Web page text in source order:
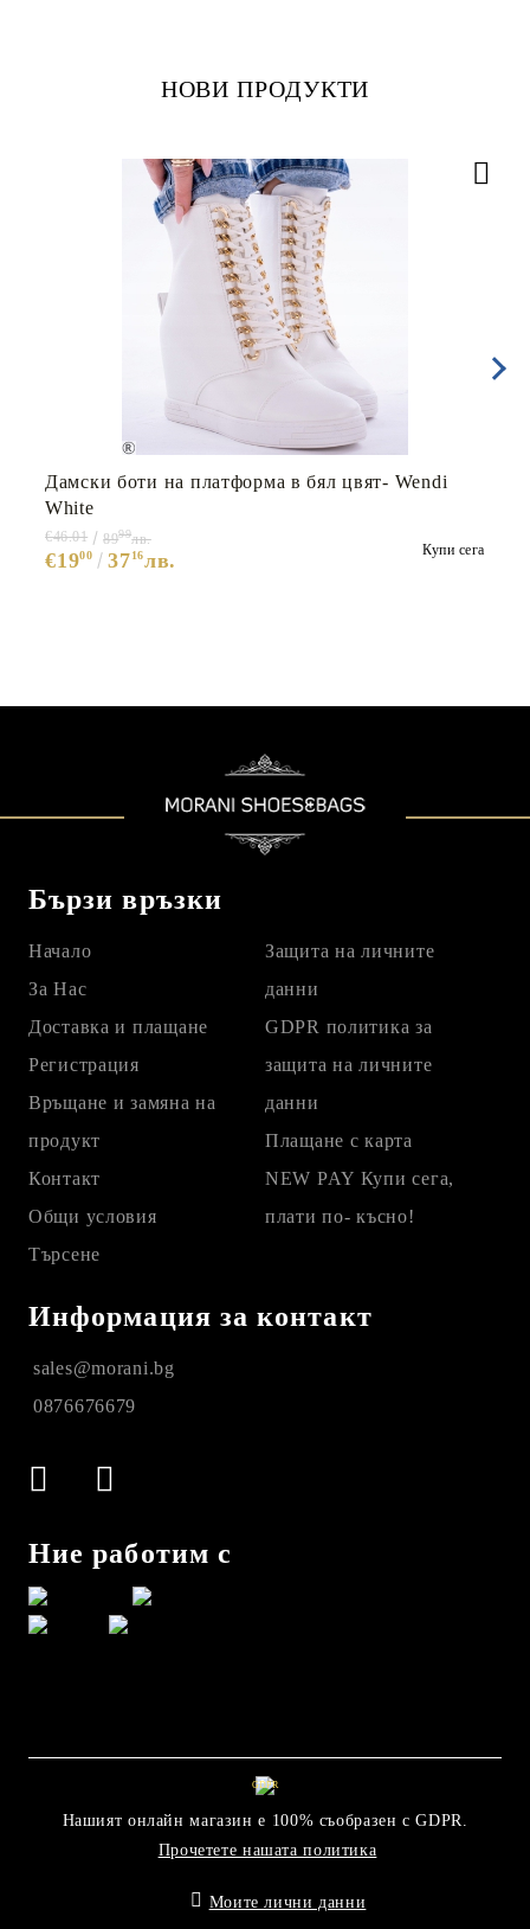
НОВИ ПРОДУКТИ
Дамски боти на платформа в бял цвят- Wendi
White
€1900 3716лв.
€46.01 8999лв.
Купи сега
Бързи връзки
Начало
За Нас
Доставка и плащане
Регистрация
Връщане и замяна на
продукт
Контакт
Общи условия
Търсене
Защита на личните
данни
GDPR политика за
защита на личните
данни
Плащане с карта
NEW PAY Купи сега,
плати по- късно!
Информация за контакт
sales@morani.bg
0876676679
Ние работим с
GDPR
Нашият онлайн магазин е 100% съобразен с GDPR.
Прочетете нашата политика
Моите лични данни